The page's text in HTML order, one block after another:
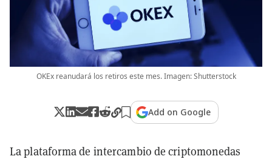
OKEx reanudará los retiros este mes. Imagen: Shutterstock
Add on Google
La plataforma de intercambio de criptomonedas